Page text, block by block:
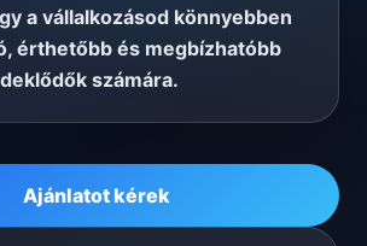
a vállalkozásod könnyebben
érthetőbb és megbízhatóbb
számára.
Ajánlatot kérek